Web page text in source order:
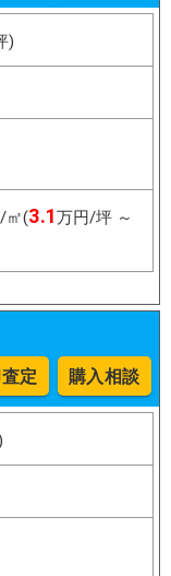
)
㎡(3.1万円/坪 ～
定 購入相談